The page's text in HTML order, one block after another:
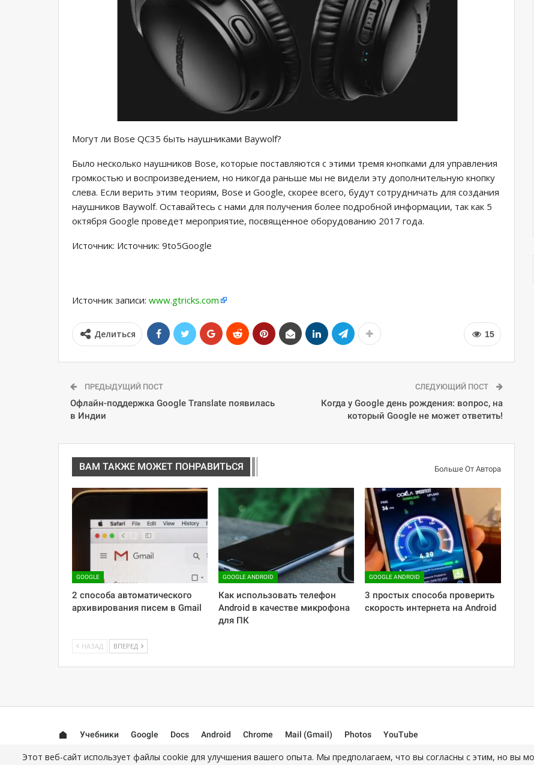
Могут ли Bose QC35 быть наушниками Baywolf?
Было несколько наушников Bose, которые поставляются с этими тремя кнопками для управления
громкостью и воспроизведением, но никогда раньше мы не видели эту дополнительную кнопку
слева. Если верить этим теориям, Bose и Google, скорее всего, будут сотрудничать для создания
наушников Baywolf. Оставайтесь с нами для получения более подробной информации, так как 5
октября Google проведет мероприятие, посвященное оборудованию 2017 года.
Источник: Источник: 9to5Google
Источник записи: www.gtricks.com
15
Делиться
ПРЕДЫДУЩИЙ ПОСТ
Офлайн-поддержка Google Translate появилась
в Индии
СЛЕДУЮЩИЙ ПОСТ
Когда у Google день рождения: вопрос, на
который Google не может ответить!
ВАМ ТАКЖЕ МОЖЕТ ПОНРАВИТЬСЯ Больше От Автора
GOOGLE
2 способа автоматического
архивирования писем в Gmail
GOOGLE ANDROID
Как использовать телефон
Android в качестве микрофона
для ПК
GOOGLE ANDROID
3 простых способа проверить
скорость интернета на Android
НАЗАД ВПЕРЕД
Учебники Google Docs Android Chrome Mail (Gmail) Photos YouTube
Этот веб-сайт использует файлы cookie для улучшения вашего опыта. Мы предполагаем, что вы согласны с этим, но вы